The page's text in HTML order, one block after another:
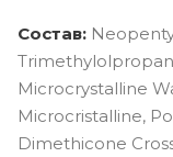
Состав:
Microcrystalline
Microcristalline,
Dimethicone